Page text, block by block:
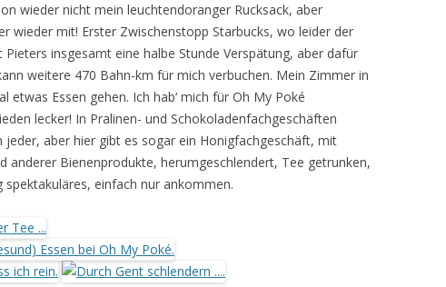
wieder nicht mein leuchtendoranger Rucksack, aber
wieder mit! Erster Zwischenstopp Starbucks, wo leider der
Pieters insgesamt eine halbe Stunde Verspätung, aber dafür
weitere 470 Bahn-km für mich verbuchen. Mein Zimmer in
etwas Essen gehen. Ich hab‘ mich für Oh My Poké
lecker! In Pralinen- und Schokoladenfachgeschäften
jeder, aber hier gibt es sogar ein Honigfachgeschäft, mit
anderer Bienenprodukte, herumgeschlendert, Tee getrunken,
einfach nur ankommen.